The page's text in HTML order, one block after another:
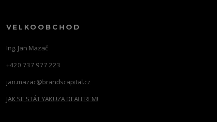
VELKOOBCHOD
Ing. Jan Mazač
+420 737 977 223
jan.mazac@brandscapital.cz
JAK SE STÁT YAKUZA DEALEREM!